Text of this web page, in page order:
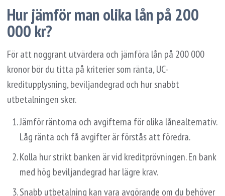
Hur jämför man olika lån på 200
000 kr?
För att noggrant utvärdera och jämföra lån på 200 000
kronor bör du titta på kriterier som ränta, UC-
kreditupplysning, beviljandegrad och hur snabbt
utbetalningen sker.
Jämför räntorna och avgifterna för olika lånealternativ.
Låg ränta och få avgifter är förstås att föredra.
Kolla hur strikt banken är vid kreditprövningen. En bank
med hög beviljandegrad har lägre krav.
Snabb utbetalning kan vara avgörande om du behöver